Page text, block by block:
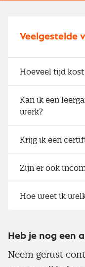
Veelgestelde
Hoeveel tijd
Kan ik een
werk?
Krijg ik een
Zijn er ook
Hoe weet ik
Heb je nog een
Neem gerust